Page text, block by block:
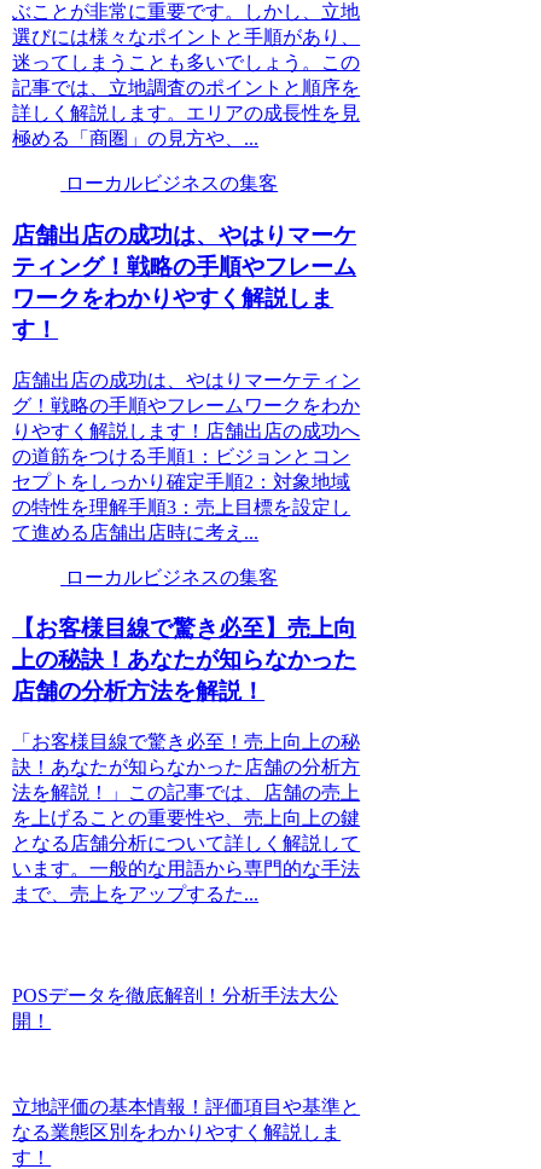
ぶことが非常に重要です。しかし、立地
選びには様々なポイントと手順があり、
迷ってしまうことも多いでしょう。この
記事では、立地調査のポイントと順序を
詳しく解説します。エリアの成長性を見
極める「商圏」の見方や、...
ローカルビジネスの集客
店舗出店の成功は、やはりマーケ
ティング！戦略の手順やフレーム
ワークをわかりやすく解説しま
す！
店舗出店の成功は、やはりマーケティン
グ！戦略の手順やフレームワークをわか
りやすく解説します！店舗出店の成功へ
の道筋をつける手順1：ビジョンとコン
セプトをしっかり確定手順2：対象地域
の特性を理解手順3：売上目標を設定し
て進める店舗出店時に考え...
ローカルビジネスの集客
【お客様目線で驚き必至】売上向
上の秘訣！あなたが知らなかった
店舗の分析方法を解説！
「お客様目線で驚き必至！売上向上の秘
訣！あなたが知らなかった店舗の分析方
法を解説！」この記事では、店舗の売上
を上げることの重要性や、売上向上の鍵
となる店舗分析について詳しく解説して
います。一般的な用語から専門的な手法
まで、売上をアップするた...
POSデータを徹底解剖！分析手法大公
開！
立地評価の基本情報！評価項目や基準と
なる業態区別をわかりやすく解説しま
す！